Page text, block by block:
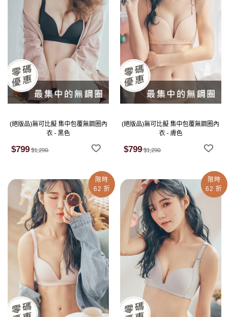
(絕版品)無可比擬 集中包覆無鋼圈內
衣 - 黑色
$799 $1,290
(絕版品)無可比擬 集中包覆無鋼圈內
衣 - 膚色
$799 $1,290
限時
62 折
限時
62 折